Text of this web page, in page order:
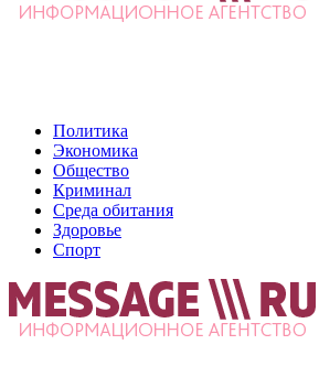
Политика
Экономика
Общество
Криминал
Среда обитания
Здоровье
Спорт